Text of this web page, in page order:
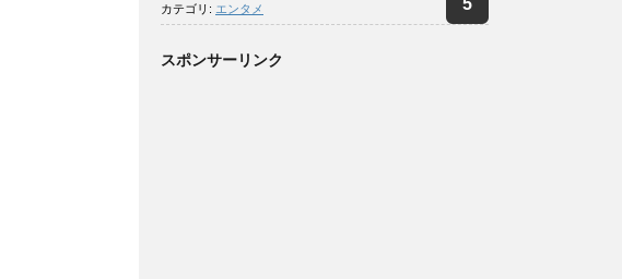
カテゴリ: エンタメ
スポンサーリンク